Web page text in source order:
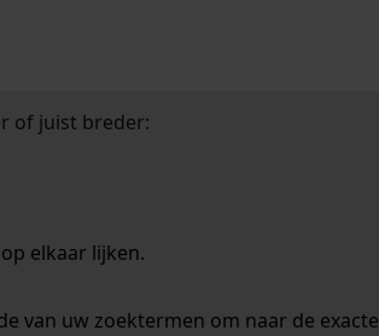
of juist breder:
elkaar lijken.
van uw zoektermen om naar de exacte